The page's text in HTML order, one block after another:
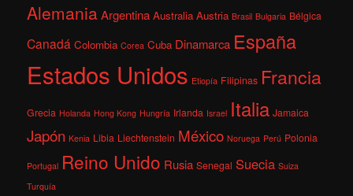
AlemaniaArgentina Australia Austria Brasil Bulgaria Bélgica
Canadá Colombia Corea Cuba Dinamarca España
Estados Unidos Etiopía Filipinas Francia
Grecia Holanda Hong Kong Hungría Irlanda Israel Italia Jamaica
Japón Kenia Libia Liechtenstein México Noruega Perú Polonia
Portugal Reino Unido Rusia Senegal Suecia Suiza
Turquía